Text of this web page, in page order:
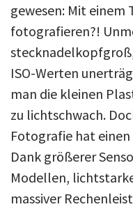
gewesen: Mit
fotografieren?!
ISO-Werten
man die kleinen
zu lichtschwach.
Fotografie hat
Dank größerer
Modellen,
massiver